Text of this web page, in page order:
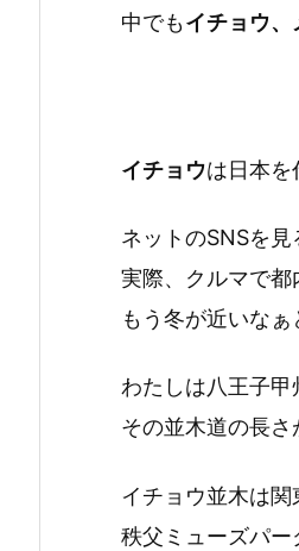
中でもイチョウ、
イチョウは日本を
ネットのSNSを見
実際、クルマで都
もう冬が近いなぁ
わたしは八王子甲
その並木道の長さ
イチョウ並木は関
秩父ミューズパ